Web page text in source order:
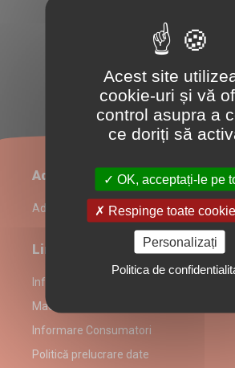
Administrare restaurant
Admin Login
Link-uri utile
Informații despre partenerul Macho
Macho Pizza-Pub alergeni
Informare Consumatori
Politică prelucrare date
Acest site
cookie-uri și vă
control asupra a
ce doriți să
OK, acceptați-le pe
Respinge toate
Personalizați
Politica de